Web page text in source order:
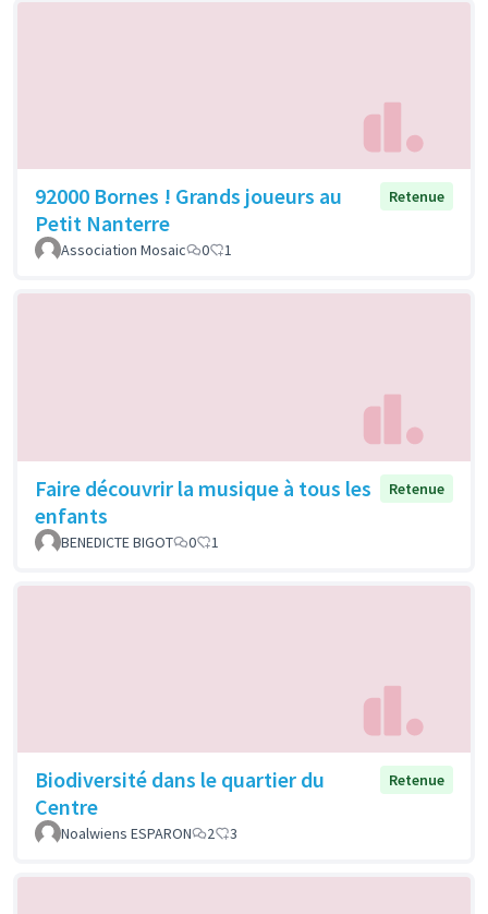
92000 Bornes ! Grands joueurs au
Petit Nanterre
Retenue
Association Mosaic 0 1
Faire découvrir la musique à tous les
enfants
Retenue
BENEDICTE BIGOT 0 1
Biodiversité dans le quartier du
Centre
Retenue
Noalwiens ESPARON 2 3